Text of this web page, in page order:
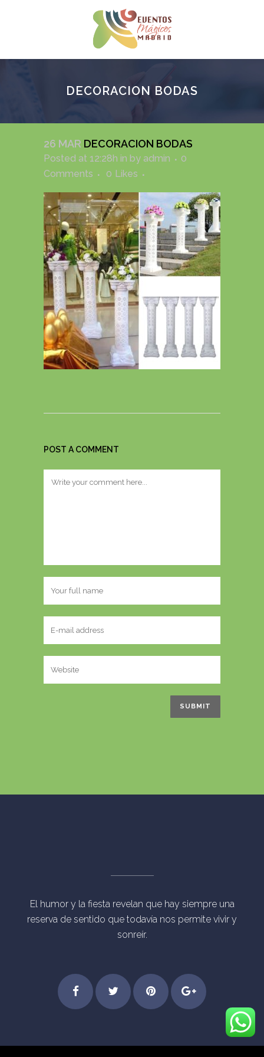
DECORACION BODAS
26 MAR DECORACION BODAS
Posted at 12:28h in by admin
0
Comments
0 Likes
POST A COMMENT
El humor y la fiesta revelan que hay siempre una
reserva de sentido que todavía nos permite vivir y
sonreír.